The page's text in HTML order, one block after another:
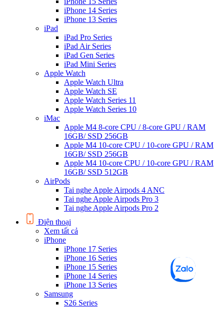
iPhone 14 Series
iPhone 13 Series
iPad
iPad Pro Series
iPad Air Series
iPad Gen Series
iPad Mini Series
Apple Watch
Apple Watch Ultra
Apple Watch SE
Apple Watch Series 11
Apple Watch Series 10
iMac
Apple M4 8-core CPU / 8-core GPU / RAM
16GB/ SSD 256GB
Apple M4 10-core CPU / 10-core GPU / RAM
16GB/ SSD 256GB
Apple M4 10-core CPU / 10-core GPU / RAM
16GB/ SSD 512GB
AirPods
Tai nghe Apple Airpods 4 ANC
Tai nghe Apple Airpods Pro 3
Tai nghe Apple Airpods Pro 2
Điện thoại
Xem tất cả
iPhone
iPhone 17 Series
iPhone 16 Series
iPhone 15 Series
iPhone 14 Series
iPhone 13 Series
Samsung
S26 Series